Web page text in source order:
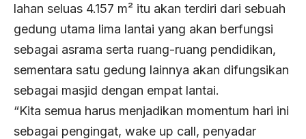
lahan seluas 4.157 m² itu akan terdiri dari sebuah
gedung utama lima lantai yang akan berfungsi
sebagai asrama serta ruang-ruang pendidikan,
sementara satu gedung lainnya akan difungsikan
sebagai masjid dengan empat lantai.
“Kita semua harus menjadikan momentum hari ini
sebagai pengingat, wake up call, penyadar